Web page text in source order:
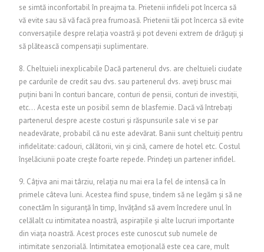
se simtă inconfortabil în preajma ta. Prietenii infideli pot încerca să
vă evite sau să vă facă prea frumoasă. Prietenii tăi pot încerca să evite
conversațiile despre relația voastră și pot deveni extrem de drăguți și
să plătească compensații suplimentare.
8. Cheltuieli inexplicabile Dacă partenerul dvs. are cheltuieli ciudate
pe cardurile de credit sau dvs. sau partenerul dvs. aveți brusc mai
puțini bani în conturi bancare, conturi de pensii, conturi de investiții,
etc... Acesta este un posibil semn de blasfemie. Dacă vă întrebați
partenerul despre aceste costuri și răspunsurile sale vi se par
neadevărate, probabil că nu este adevărat. Banii sunt cheltuiți pentru
infidelitate: cadouri, călătorii, vin și cină, camere de hotel etc. Costul
înșelăciunii poate crește foarte repede. Prindeți un partener infidel.
9. Câțiva ani mai târziu, relația nu mai era la fel de intensă ca în
primele câteva luni. Acestea fiind spuse, tindem să ne legăm și să ne
conectăm în siguranță în timp, învățând să avem încredere unul în
celălalt cu intimitatea noastră, aspirațiile și alte lucruri importante
din viața noastră. Acest proces este cunoscut sub numele de
intimitate senzorială. Intimitatea emoțională este cea care, mult